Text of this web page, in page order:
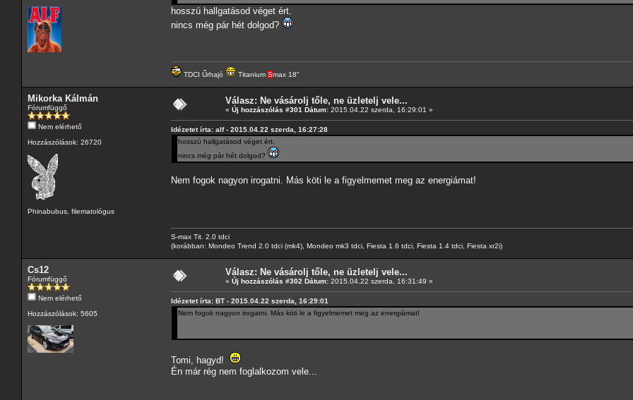
hosszú hallgatásod véget ért.
nincs még pár hét dolgod?
TDCI Űrhajó Titanium Smax 18"
Mikorka Kálmán
Fórumfüggő
Nem elérhető
Hozzászólások: 26720
Phinabubus, filematológus
Válasz: Ne vásárolj tőle, ne üzletelj vele...
« Új hozzászólás #301 Dátum: 2015.04.22 szerda, 16:29:01 »
Idézetet írta: alf - 2015.04.22 szerda, 16:27:28
hosszú hallgatásod véget ért.
nincs még pár hét dolgod?
Nem fogok nagyon irogatni. Más köti le a figyelmemet meg az energiámat!
S-max Tit. 2.0 tdci
(korábban: Mondeo Trend 2.0 tdci (mk4), Mondeo mk3 tdci, Fiesta 1.6 tdci, Fiesta 1.4 tdci, Fiesta xr2i)
Cs12
Fórumfüggő
Nem elérhető
Hozzászólások: 5605
Válasz: Ne vásárolj tőle, ne üzletelj vele...
« Új hozzászólás #302 Dátum: 2015.04.22 szerda, 16:31:49 »
Idézetet írta: BT - 2015.04.22 szerda, 16:29:01
Nem fogok nagyon irogatni. Más köti le a figyelmemet meg az energiámat!
Tomi, hagyd!
Én már rég nem foglalkozom vele...